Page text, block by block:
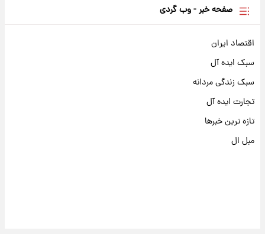
صفحه خبر - وب گردی
اقتصاد ایران
سبک ایده آل
سبک زندگی مردانه
تجارت ایده آل
تازه ترین خبرها
مبل ال